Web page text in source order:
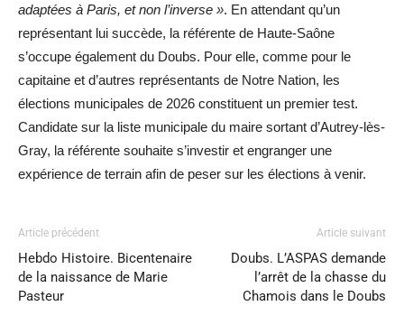
adaptées à Paris, et non l’inverse ». En attendant qu’un
représentant lui succède, la référente de Haute-Saône
s’occupe également du Doubs. Pour elle, comme pour le
capitaine et d’autres représentants de Notre Nation, les
élections municipales de 2026 constituent un premier test.
Candidate sur la liste municipale du maire sortant d’Autrey-lès-
Gray, la référente souhaite s’investir et engranger une
expérience de terrain afin de peser sur les élections à venir.
Article précédent
Hebdo Histoire. Bicentenaire
de la naissance de Marie
Pasteur
Article suivant
Doubs. L’ASPAS demande
l’arrêt de la chasse du
Chamois dans le Doubs